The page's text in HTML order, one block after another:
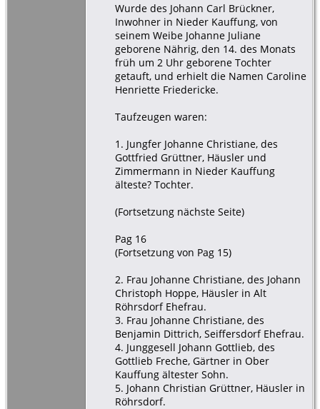
Wurde des Johann Carl Brückner,
Inwohner in Nieder Kauffung, von
seinem Weibe Johanne Juliane
geborene Nährig, den 14. des Monats
früh um 2 Uhr geborene Tochter
getauft, und erhielt die Namen Caroline
Henriette Friedericke.
Taufzeugen waren:
1. Jungfer Johanne Christiane, des
Gottfried Grüttner, Häusler und
Zimmermann in Nieder Kauffung
älteste? Tochter.
(Fortsetzung nächste Seite)
Pag 16
(Fortsetzung von Pag 15)
2. Frau Johanne Christiane, des Johann
Christoph Hoppe, Häusler in Alt
Röhrsdorf Ehefrau.
3. Frau Johanne Christiane, des
Benjamin Dittrich, Seiffersdorf Ehefrau.
4. Junggesell Johann Gottlieb, des
Gottlieb Freche, Gärtner in Ober
Kauffung ältester Sohn.
5. Johann Christian Grüttner, Häusler in
Röhrsdorf.